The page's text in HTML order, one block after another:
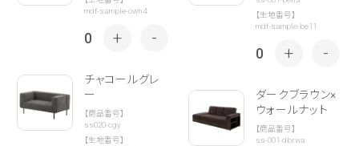
mdf-sample-owh4
0 + -
チャコールグレ
ー
【商品番号】
ss020-cgy
【生地番号】
【生地番号】
mdf-sample-be11
0 + -
ダークブラウン×
ウォールナット
【商品番号】
ss-001-dbrwa